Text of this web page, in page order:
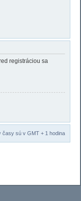
registráciou sa
časy sú v GMT + 1 hodina